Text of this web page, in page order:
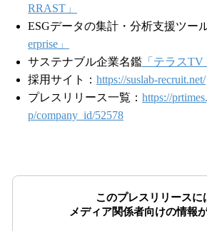
RRAST」
ESGデータの集計・分析支援ツー
erprise」
サステナブル企業名鑑 「テラスTV
採用サイト： https://suslab-recruit.net/
プレスリリース一覧： https://
p/company_id/52578
このプレスリリースに
メディア関係者向けの情報